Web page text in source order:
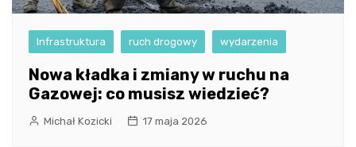
Infrastruktura ruch drogowy wydarzenia
Nowa kładka i zmiany w ruchu na
Gazowej: co musisz wiedzieć?
Michał Kozicki 17 maja 2026